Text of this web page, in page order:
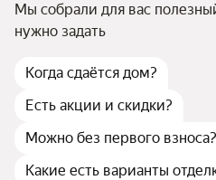
Мы собрали для вас
нужно задать
Когда сдаётся дом?
Есть акции и скидки?
Можно без первого взноса?
Какие есть варианты